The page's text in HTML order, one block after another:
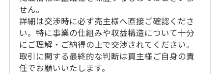
せん。
詳細は交渉時に必ず売主様へ直接ご確認くださ
い。特に事業の仕組みや収益構造について十分
にご理解・ご納得の上で交渉されてください。
取引に関する最終的な判断は買主様ご自身の責
任でお願いいたします。